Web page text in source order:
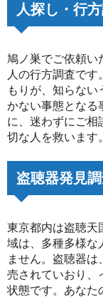
人探し・行
鳩ノ巣でご依頼い
人の行方調査で
もりが、知らな
かない事態となる
に、迷わずにご相
切な人を救います。
盗聴器発見
東京都内は盗聴天
域は、多種多様な
ません。盗聴器
売されていおり、
状態です。あなた